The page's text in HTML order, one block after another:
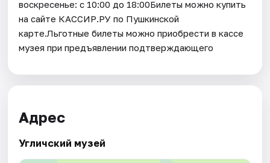
воскресенье: с 10:00 до 18:00Билеты можно купить
на сайте КАССИР.РУ по Пушкинской
карте.Льготные билеты можно приобрести в кассе
музея при предъявлении подтверждающего
Адрес
Угличский музей